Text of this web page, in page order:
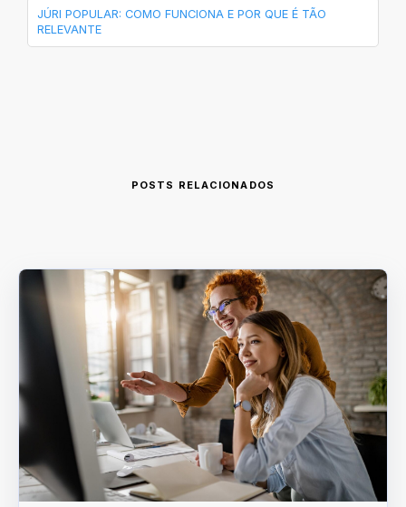
JÚRI POPULAR: COMO FUNCIONA E POR QUE É TÃO
RELEVANTE
POSTS RELACIONADOS